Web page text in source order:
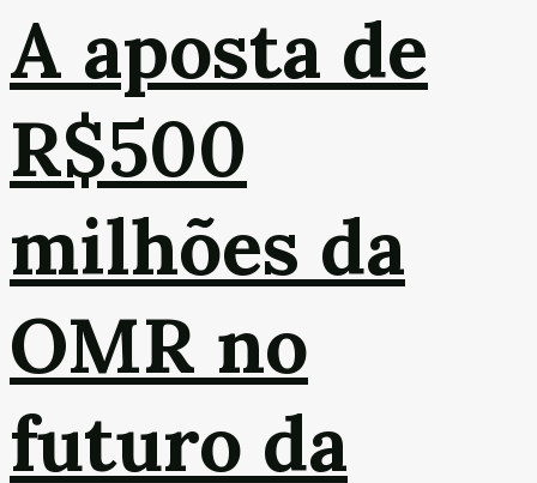
A aposta de
R$500
milhões da
OMR no
futuro da